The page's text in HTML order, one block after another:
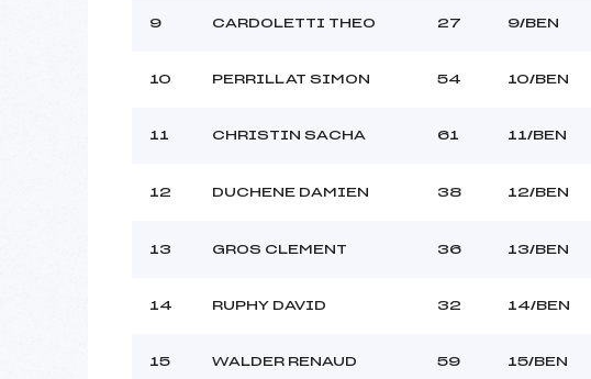
9 CARDOLETTI THEO 27 9/BEN
10 PERRILLAT SIMON 54 10/BEN
11 CHRISTIN SACHA 61 11/BEN
12 DUCHENE DAMIEN 38 12/BEN
13 GROS CLEMENT 36 13/BEN
14 RUPHY DAVID 32 14/BEN
15 WALDER RENAUD 59 15/BEN